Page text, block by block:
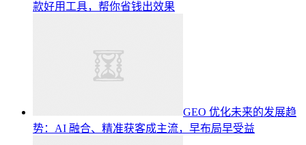
款好用工具，帮你省钱出效果
GEO 优化未来的发展趋
势：AI 融合、精准获客成主流，早布局早受益